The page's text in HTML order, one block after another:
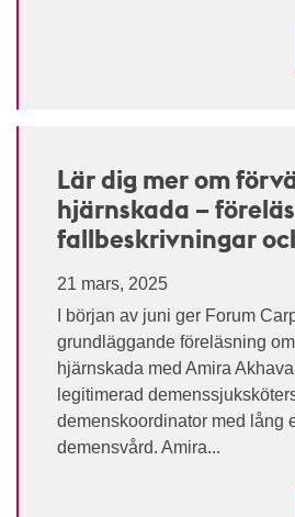
Lär dig mer om
hjärnskada –
fallbeskrivningar
21 mars, 2025
I början av juni ger Forum
grundläggande föreläsning
hjärnskada med Amira
legitimerad
demenskoordinator med lång
demensvård. Amira...